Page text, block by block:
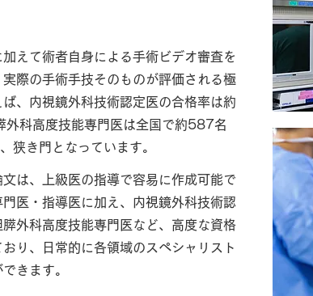
えて術者自身による手術ビデオ審査を
際の手術手技そのものが評価される極
、内視鏡外科技術認定医の合格率は約
外科高度技能専門医は全国で約587名
狭き門となっています。
は、上級医の指導で容易に作成可能で
医・指導医に加え、内視鏡外科技術認
外科高度技能専門医など、高度な資格
り、日常的に各領域のスペシャリスト
きます。